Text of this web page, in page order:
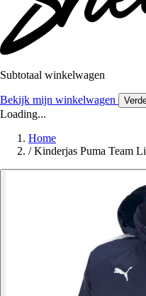
Subtotaal winkelwagen
Bekijk mijn winkelwagen
Loading...
Home
/ Kinderjas Puma Team